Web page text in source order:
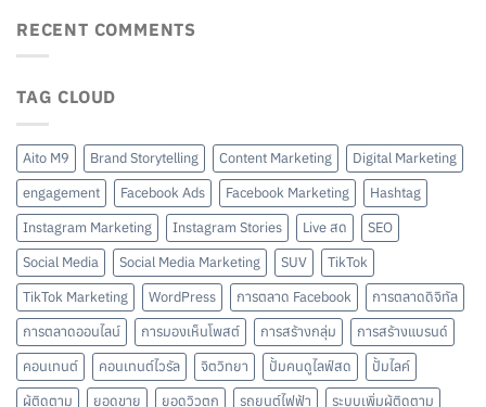
RECENT COMMENTS
TAG CLOUD
Aito M9 Brand Storytelling Content Marketing
Digital Marketing
engagement
Facebook Ads Facebook Marketing
Hashtag
Instagram Marketing
Instagram Stories Live สด
SEO
Social Media
Social Media Marketing SUV
TikTok
TikTok Marketing
WordPress การตลาด Facebook
การตลาดดิจิทัล
การตลาดออนไลน์
การมองเห็นโพสต์ การสร้างกลุ่ม
การสร้างแบรนด์
คอนเทนต์
คอนเทนต์ไวรัล จิตวิทยา ปั้มคนดูไลฟ์สด
ปั้มไลค์
ผู้ติดตาม
ยอดขาย ยอดวิวตก รถยนต์ไฟฟ้า
ระบบเพิ่มผู้ติดตาม